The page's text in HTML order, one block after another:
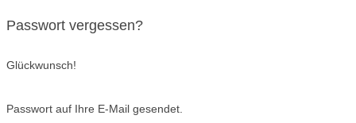
Passwort vergessen?
Glückwunsch!
Passwort auf Ihre E-Mail gesendet.